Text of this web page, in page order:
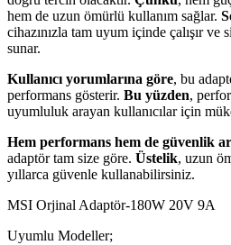
hem de uzun ömürlü kullanım sağlar.
cihazınızla tam uyum içinde çalışır ve
sunar.
Kullanıcı yorumlarına göre, bu
performans gösterir. Bu yüzden,
uyumluluk arayan kullanıcılar için
Hem performans hem de güvenlik
adaptör tam size göre. Üstelik, uzun
yıllarca güvenle kullanabilirsiniz.
MSI Orjinal Adaptör-180W 20V 9A
Uyumlu Modeller;